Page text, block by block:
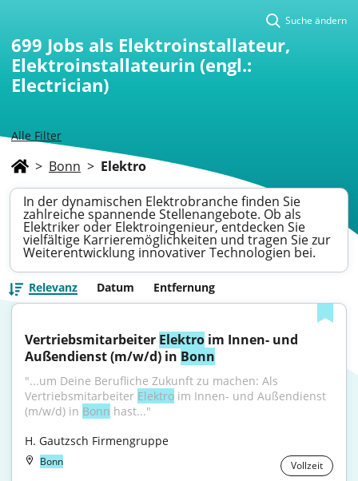
Alle Filter
Suche ändern
699 Jobs als Elektroinstallateur,
Elektroinstallateurin (engl.:
Electrician)
> Bonn > Elektro
In der dynamischen Elektrobranche finden Sie
zahlreiche spannende Stellenangebote. Ob als
Elektriker oder Elektroingenieur, entdecken Sie
vielfältige Karrieremöglichkeiten und tragen Sie zur
Weiterentwicklung innovativer Technologien bei.
Relevanz Datum Entfernung
Vertriebsmitarbeiter Elektro im Innen- und
Außendienst (m/w/d) in Bonn
"...um Deine Berufliche Zukunft zu machen: Als
Vertriebsmitarbeiter Elektro im Innen- und Außendienst
(m/w/d) in Bonn hast..."
H. Gautzsch Firmengruppe
Bonn Vollzeit